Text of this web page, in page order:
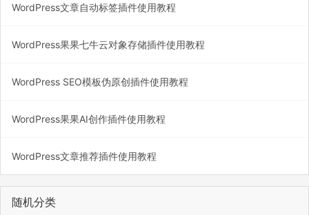
WordPress文章自动标签插件使用教程
WordPress果果七牛云对象存储插件使用教程
WordPress SEO模板伪原创插件使用教程
WordPress果果AI创作插件使用教程
WordPress文章推荐插件使用教程
随机分类